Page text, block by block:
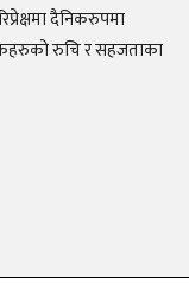
दैनिकरुपमा
रुचि र सहजताका